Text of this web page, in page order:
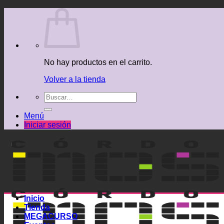
No hay productos en el carrito.
Volver a la tienda
Buscar
por:
Menú
Iniciar sesión
Inicio
Tienda
MEGACURSO